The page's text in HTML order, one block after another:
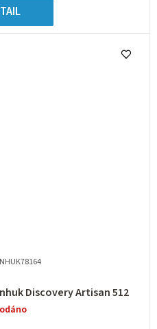
Discovery Artisan 512